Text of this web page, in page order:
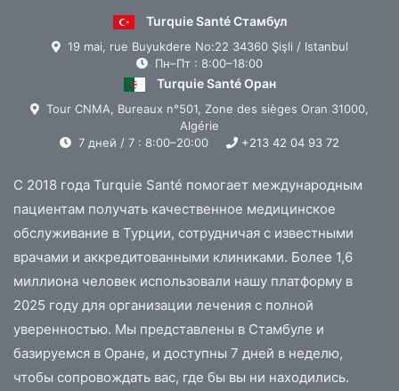
Turquie Santé Стамбул
19 mai, rue Buyukdere No:22 34360 Şişli / Istanbul
Пн–Пт : 8:00–18:00
Turquie Santé Оран
Tour CNMA, Bureaux n°501, Zone des sièges Oran 31000,
Algérie
7 дней / 7 : 8:00–20:00
+213 42 04 93 72
С 2018 года Turquie Santé помогает международным
пациентам получать качественное медицинское
обслуживание в Турции, сотрудничая с известными
врачами и аккредитованными клиниками. Более 1,6
миллиона человек использовали нашу платформу в
2025 году для организации лечения с полной
уверенностью. Мы представлены в Стамбуле и
базируемся в Оране, и доступны 7 дней в неделю,
чтобы сопровождать вас, где бы вы ни находились.